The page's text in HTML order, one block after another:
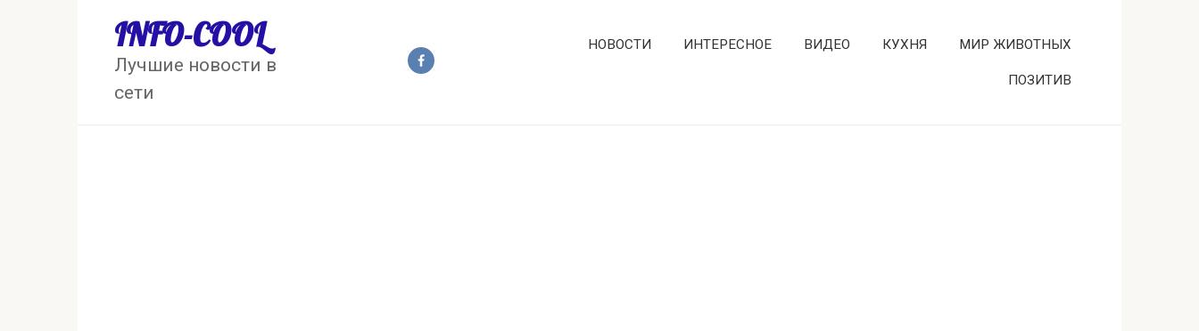
INFO-COOL
Лучшие новости в
сети
НОВОСТИ ИНТЕРЕСНОЕ ВИДЕО КУХНЯ МИР ЖИВОТНЫХ
ПОЗИТИВ